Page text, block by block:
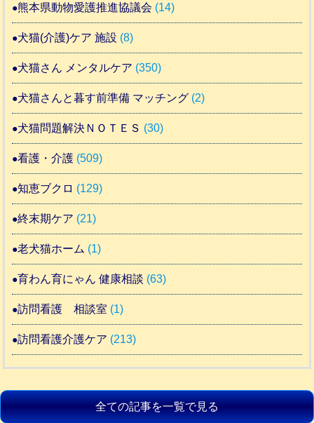
熊本県動物愛護推進協議会 (14)
犬猫(介護)ケア 施設 (8)
犬猫さん メンタルケア (350)
犬猫さんと暮す前準備 マッチング (2)
犬猫問題解決ＮＯＴＥＳ (30)
看護・介護 (509)
知恵ブクロ (129)
終末期ケア (21)
老犬猫ホーム (1)
育わん育にゃん 健康相談 (63)
訪問看護 相談室 (1)
訪問看護介護ケア (213)
全ての記事を一覧で見る